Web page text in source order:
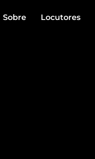
Sobre Locutores